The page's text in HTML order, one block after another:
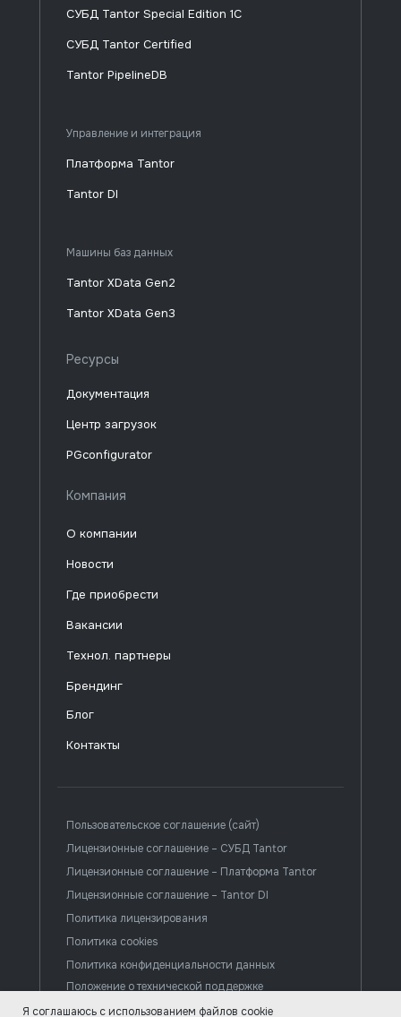
Я соглашаюсь с использованием файлов cookie
Управление и интеграция
Машины баз данных
Ресурсы
Компания
СУБД Tantor Special Edition 1C
СУБД Tantor Certified
Tantor PipelineDB
Платформа Tantor
Tantor DI
Tantor XData Gen3
Tantor XData Gen2
Политика cookies
Пользовательское соглашение (сайт)
Политика конфиденциальности данных
Центр загрузок
PGconfigurator
О компании
Новости
Где приобрести
Вакансии
Брендинг
Лицензионные соглашение – Платформа Tantor
Лицензионные соглашение – СУБД Tantor
Лицензионные соглашение – Tantor DI
Политика лицензирования
Положение о технической поддержке
Технол. партнеры
Блог
Контакты
Документация